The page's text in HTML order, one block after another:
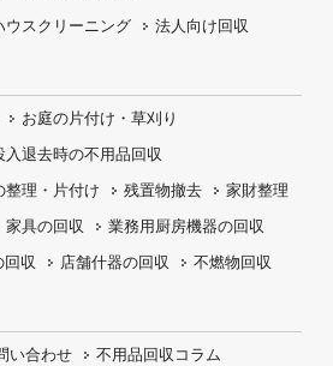
ウスクリーニング 法人向け回収
お庭の片付け・ 草刈り
入退去時の不用品回収
整理・片付け 残置物撤去
家財整理
家具の回収 業務用厨房機器の回収
回収 店舗什器の回収 不燃物回収
い合わせ 不用品回収コラム